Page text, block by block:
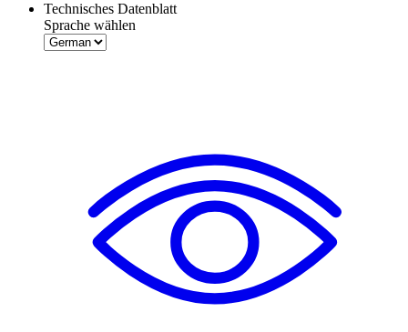
Technisches Datenblatt
Sprache wählen